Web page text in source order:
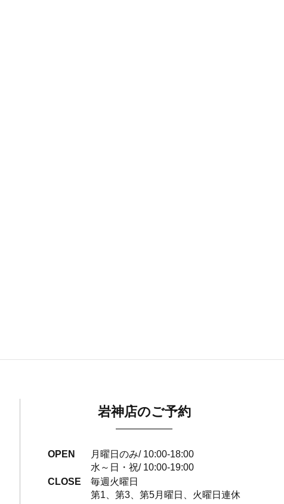
岩神店のご予約
OPEN
月曜日のみ/ 10:00-18:00
水～日・祝/ 10:00-19:00
CLOSE
毎週火曜日
第1、第3、第5月曜日、火曜日連休